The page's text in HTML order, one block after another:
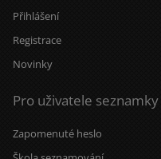
Přihlášení
Registrace
Novinky
Pro uživatele seznamky
Zapomenuté heslo